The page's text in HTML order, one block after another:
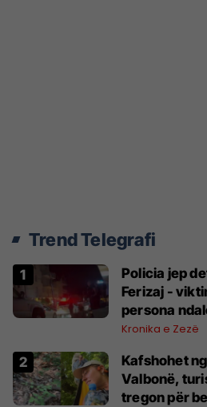
Trend Telegrafi
Policia jep
Ferizaj -
persona
Kronika e Zezë
Kafshohet
Valbonë,
tregon për